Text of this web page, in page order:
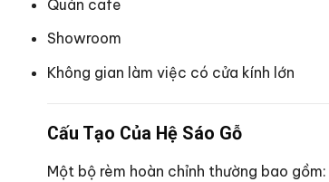
Quán cafe
Showroom
Không gian làm việc có cửa kính lớn
Cấu Tạo Của Hệ Sáo Gỗ
Một bộ rèm hoàn chỉnh thường bao gồm: